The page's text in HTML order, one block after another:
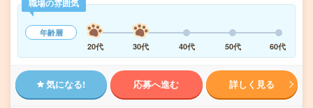
職場の雰囲気
年齢層
20代
30代 40代 50代 60代
気になる! 応募へ進む 詳しく見る